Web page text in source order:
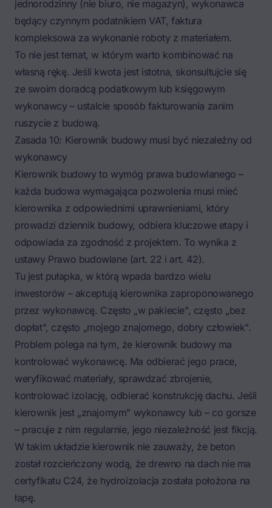
jednorodzinny (nie biuro, nie magazyn), wykonawca
będący czynnym podatnikiem VAT, faktura
kompleksowa za wykonanie roboty z materiałem.
To nie jest temat, w którym warto kombinować na
własną rękę. Jeśli kwota jest istotna, skonsultujcie się
ze swoim doradcą podatkowym lub księgowym
wykonawcy – ustalcie sposób fakturowania zanim
ruszycie z budową.
Zasada 10: Kierownik budowy musi być niezależny od
wykonawcy
Kierownik budowy to wymóg prawa budowlanego –
każda budowa wymagająca pozwolenia musi mieć
kierownika z odpowiednimi uprawnieniami, który
prowadzi dziennik budowy, odbiera kluczowe etapy i
odpowiada za zgodność z projektem. To wynika z
ustawy Prawo budowlane (art. 22 i art. 42).
Tu jest pułapka, w którą wpada bardzo wielu
inwestorów – akceptują kierownika zaproponowanego
przez wykonawcę. Często „w pakiecie", często „bez
dopłat", często „mojego znajomego, dobry człowiek".
Problem polega na tym, że kierownik budowy ma
kontrolować wykonawcę. Ma odbierać jego prace,
weryfikować materiały, sprawdzać zbrojenie,
kontrolować izolację, odbierać konstrukcję dachu. Jeśli
kierownik jest „znajomym" wykonawcy lub – co gorsze
– pracuje z nim regularnie, jego niezależność jest fikcją.
W takim układzie kierownik nie zauważy, że beton
został rozcieńczony wodą, że drewno na dach nie ma
certyfikatu C24, że hydroizolacja została położona na
łapę.